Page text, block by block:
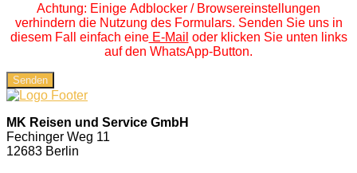
Achtung: Einige Adblocker / Browsereinstellungen
verhindern die Nutzung des Formulars. Senden Sie uns in
diesem Fall einfach eineE-Mail oder klicken Sie unten links
auf den WhatsApp-Button.
Senden
MK Reisen und Service GmbH
Fechinger Weg 11
12683 Berlin